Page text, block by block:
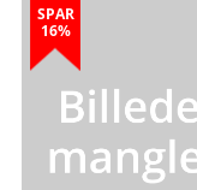
SPAR
16%